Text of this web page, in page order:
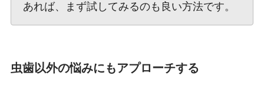
あれば、まず試してみるのも良い方法です。
虫歯以外の悩みにもアプローチする